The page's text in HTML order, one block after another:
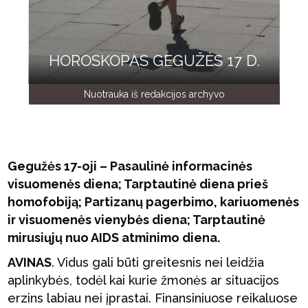
HOROSKOPAS GEGUŽĖS 17 D.
Nuotrauka iš redakcijos archyvo
Gegužės 17-oji – Pasaulinė informacinės
visuomenės diena; Tarptautinė diena prieš
homofobiją; Partizanų pagerbimo, kariuomenės
ir visuomenės vienybės diena; Tarptautinė
mirusiųjų nuo AIDS atminimo diena.
AVINAS. Vidus gali būti greitesnis nei leidžia
aplinkybės, todėl kai kurie žmonės ar situacijos
erzins labiau nei įprastai. Finansiniuose reikaluose